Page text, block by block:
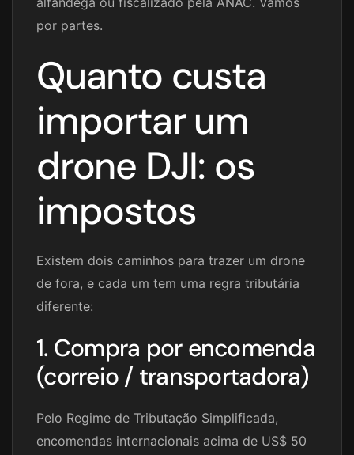
por partes.
Quanto custa
importar um
drone DJI: os
impostos
Existem dois caminhos para trazer um drone
de fora, e cada um tem uma regra tributária
diferente:
1. Compra por encomenda
(correio / transportadora)
Pelo Regime de Tributação Simplificada,
encomendas internacionais acima de US$ 50